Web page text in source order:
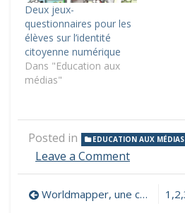
Deux jeux-
questionnaires pour les
élèves sur l’identité
citoyenne numérique
Dans "Education aux
médias"
Posted in EDUCATION AUX MÉDIAS
Leave a Commenton
Éducation
Navigation
Worldmapper, une collection de cartogrammes sur de nombreux sujets